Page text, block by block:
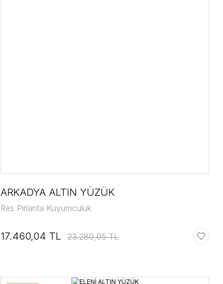
ARKADYA ALTIN YÜZÜK
Res Pırlanta Kuyumculuk
17.460,04 TL 23.280,05 TL